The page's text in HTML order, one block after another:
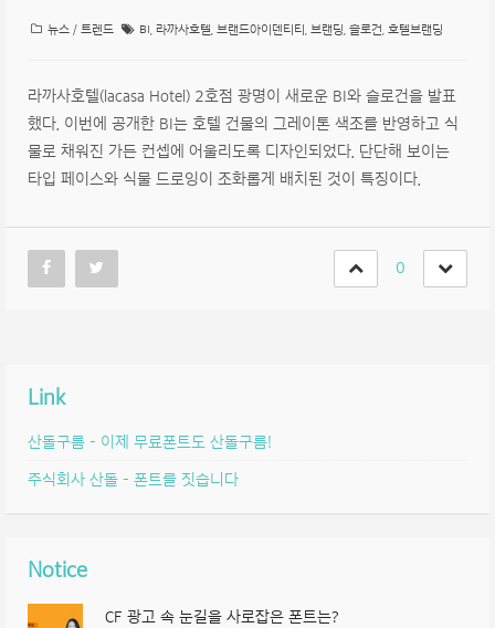
뉴스 / 트렌드 BI 라까사호텔 브랜드아이덴티티 브랜딩 슬로건 호텔브랜딩
라까사호텔(lacasa Hotel) 2호점 광명이 새로운 BI와 슬로건을 발표
했다. 이번에 공개한 BI는 호텔 건물의 그레이톤 색조를 반영하고 식
물로 채워진 가든 컨셉에 어울리도록 디자인되었다. 단단해 보이는
타입 페이스와 식물 드로잉이 조화롭게 배치된 것이 특징이다.
0
Link
산돌구름 – 이제 무료폰트도 산돌구름!
주식회사 산돌 – 폰트를 짓습니다
Notice
CF 광고 속 눈길을 사로잡은 폰트는?